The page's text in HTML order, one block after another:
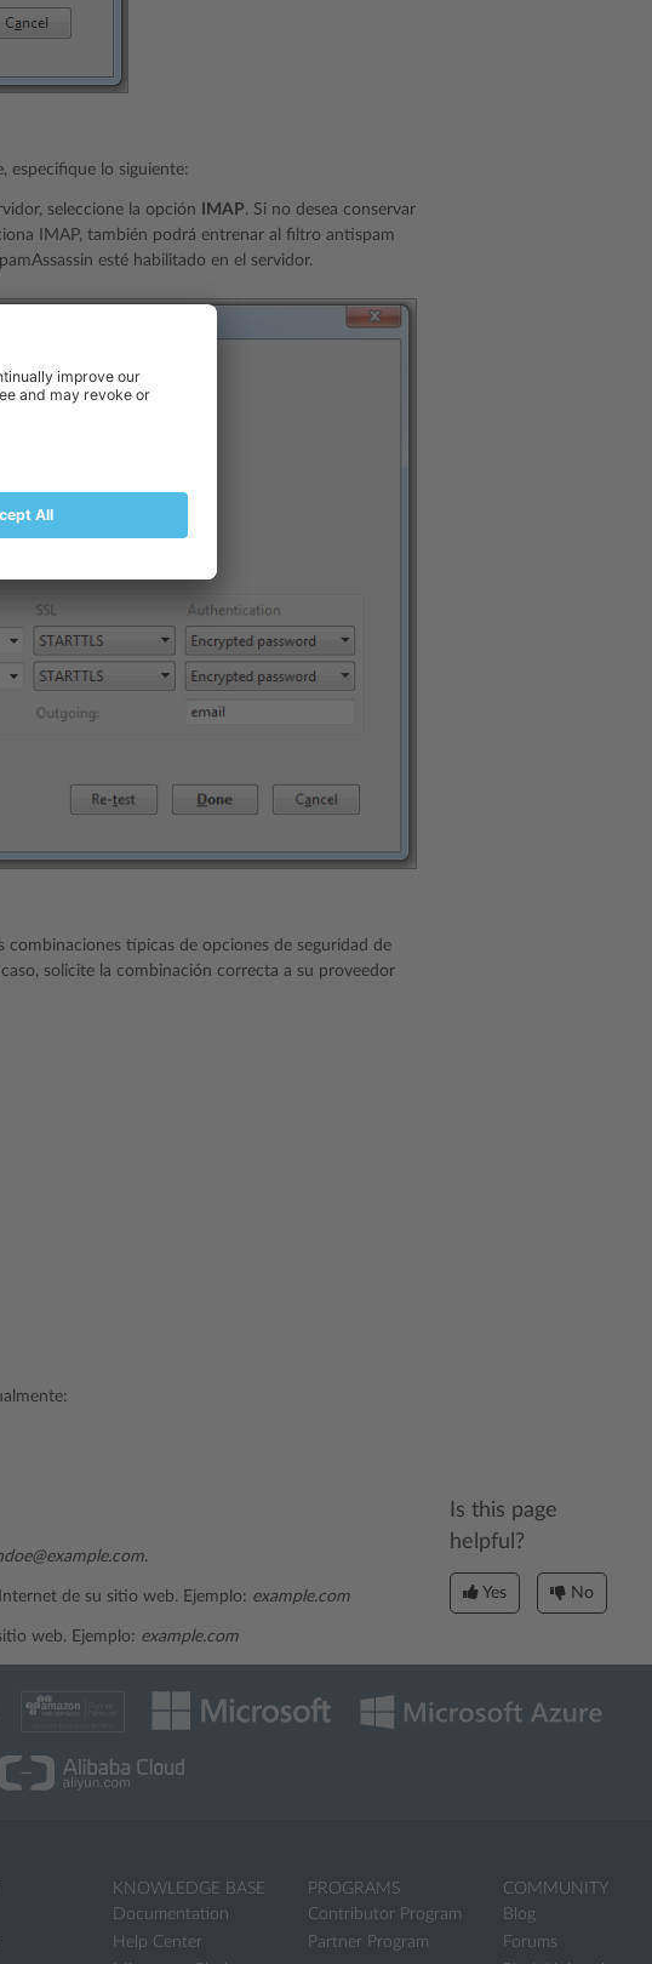
especifique lo siguiente:
seleccione la opción IMAP. Si no desea conservar
IMAP, también podrá entrenar al filtro antispam
esté habilitado en el servidor.
combinaciones típicas de opciones de seguridad de
solicite la combinación correcta a su proveedor
.
de su sitio web. Ejemplo: example.com
web. Ejemplo: example.com
Is this page
helpful?
Yes No
KNOWLEDGE BASE
Documentation
Help Center
PROGRAMS
Contributor Program
Partner Program
COMMUNITY
Blog
Forums